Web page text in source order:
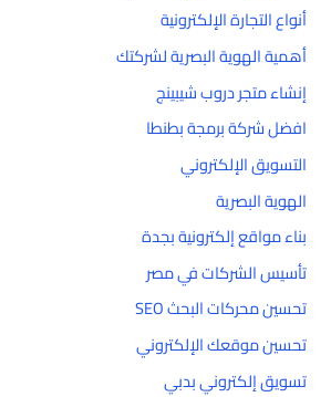
أنواع التجارة الإلكترونية
أهمية الهوية البصرية لشركتك
إنشاء متجر دروب شيبينج
افضل شركة برمجة بطنطا
التسويق الإلكتروني
الهوية البصرية
بناء مواقع إلكترونية بجدة
تأسيس الشركات في مصر
تحسين محركات البحث SEO
تحسين موقعك الإلكتروني
تسويق إلكتروني بدبي